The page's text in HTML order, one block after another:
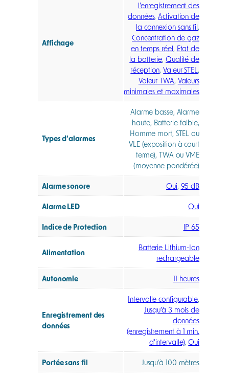
Affichage
l’enregistrement des
données,Activation de
la connexion sans fil,
Concentration de gaz
en temps réel, Etat de
la batterie, Qualité de
réception,Valeur STEL ,
Valeur TWA, Valeurs
minimales et maximales
Types d’alarmes
Alarme basse, Alarme
haute, Batterie faible,
Homme mort, STEL ou
VLE (exposition à court
terme), TWA ou VME
(moyenne pondérée)
Alarme sonore Oui, 95 dB
Alarme LED Oui
Indice de Protection IP 65
Alimentation
Batterie Lithium-Ion
rechargeable
Autonomie 11 heures
Enregistrement des
données
Intervalle configurable,
Jusqu’à 3 mois de
données
(enregistrement à 1 min.
d’intervalle),Oui
Portée sans fil Jusqu’à 100 mètres